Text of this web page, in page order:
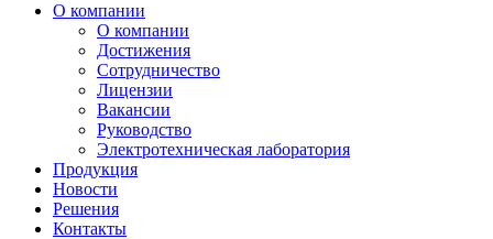
О компании
О компании
Достижения
Сотрудничество
Лицензии
Вакансии
Руководство
Электротехническая лаборатория
Продукция
Новости
Решения
Контакты